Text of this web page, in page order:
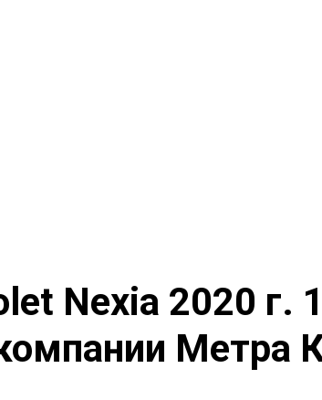
Nexia 2020 г.
Метра